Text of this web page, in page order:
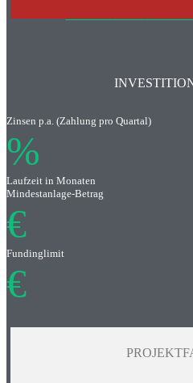
Zinsen p.a. (Zahlung pro Quartal)
%
Laufzeit in Monaten
Mindestanlage-Betrag
€
Fundinglimit
€